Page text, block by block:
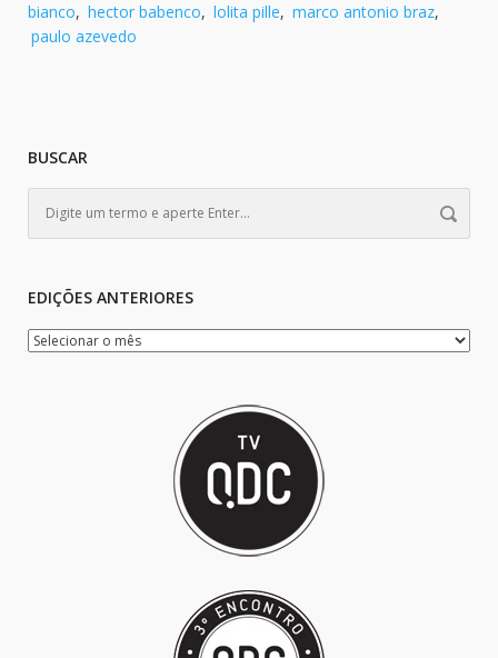
bianco, hector babenco, lolita pille, marco antonio braz,
paulo azevedo
BUSCAR
EDIÇÕES ANTERIORES